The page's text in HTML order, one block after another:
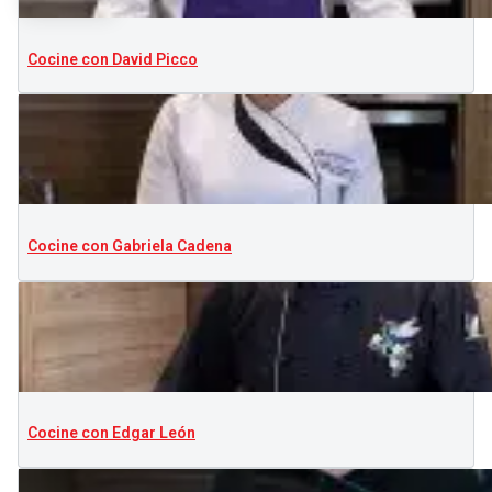
Cocine con David Picco
Cocine con Gabriela Cadena
Cocine con Edgar León